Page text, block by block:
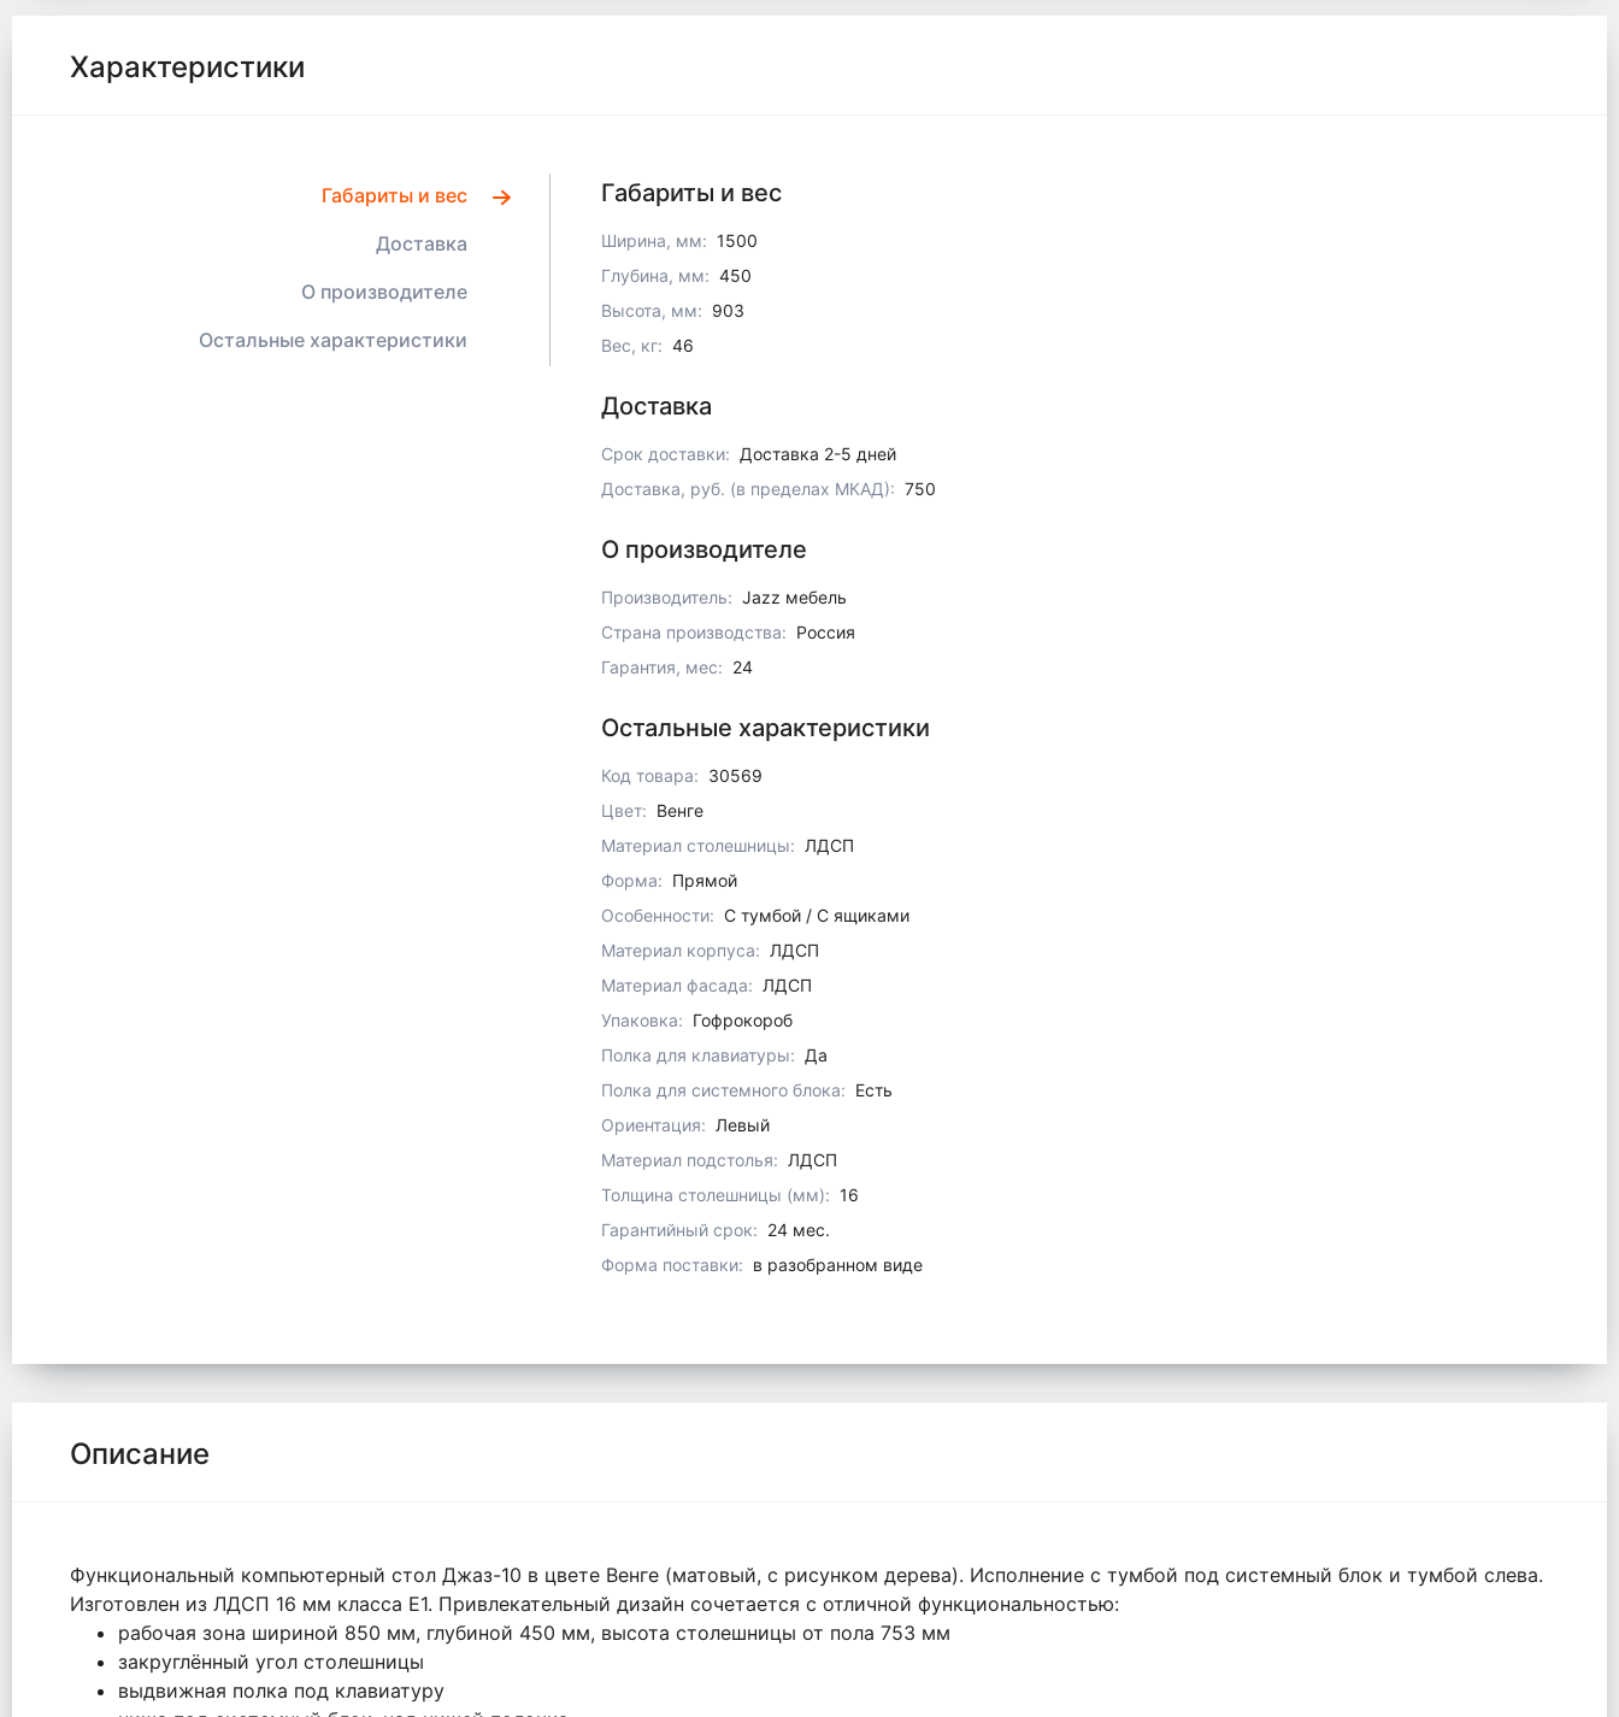
Характеристики
Габариты и вес
Доставка
О производителе
Остальные характеристики
Габариты и вес
Ширина, мм: 1500
Глубина, мм: 450
Высота, мм: 903
Вес, кг: 46
Доставка
Срок доставки: Доставка 2-5 дней
Доставка, руб. (в пределах МКАД): 750
О производителе
Производитель: Jazz мебель
Страна производства: Россия
Гарантия, мес: 24
Остальные характеристики
Код товара: 30569
Цвет: Венге
Материал столешницы: ЛДСП
Форма: Прямой
Особенности: С тумбой / С ящиками
Материал корпуса: ЛДСП
Материал фасада: ЛДСП
Упаковка: Гофрокороб
Полка для клавиатуры: Да
Полка для системного блока: Есть
Ориентация: Левый
Материал подстолья: ЛДСП
Толщина столешницы (мм): 16
Гарантийный срок: 24 мес.
Форма поставки: в разобранном виде
Описание
Функциональный компьютерный стол Джаз-10 в цвете Венге (матовый, с рисунком дерева). Исполнение с тумбой под системный блок и тумбой слева.
Изготовлен из ЛДСП 16 мм класса Е1. Привлекательный дизайн сочетается с отличной функциональностью:
рабочая зона шириной 850 мм, глубиной 450 мм, высота столешницы от пола 753 мм
закруглённый угол столешницы
выдвижная полка под клавиатуру